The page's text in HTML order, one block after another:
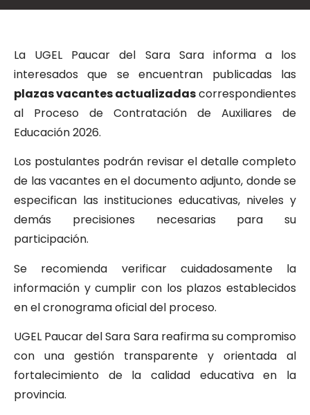
La UGEL Paucar del Sara Sara informa a los
interesados que se encuentran publicadas las
plazas vacantes actualizadascorrespondientes
al Proceso de Contratación de Auxiliares de
Educación 2026.
Los postulantes podrán revisar el detalle completo
de las vacantes en el documento adjunto, donde se
especifican las instituciones educativas, niveles y
demás precisiones necesarias para su
participación.
Se recomienda verificar cuidadosamente la
información y cumplir con los plazos establecidos
en el cronograma oficial del proceso.
UGEL Paucar del Sara Sara reafirma su compromiso
con una gestión transparente y orientada al
fortalecimiento de la calidad educativa en la
provincia.